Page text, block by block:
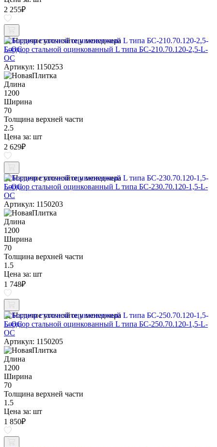
2 255₽
Наличие уточняйте у менеджера
Бордюр стальной оцинкованный L типа БС-210.70.120-2,5-L-
ОС
Артикул: 1150253
Длина
1200
Ширина
70
Толщина верхней части
2.5
Цена за: шт
2 629₽
Наличие уточняйте у менеджера
Бордюр стальной оцинкованный L типа БС-230.70.120-1,5-L-
ОС
Артикул: 1150203
Длина
1200
Ширина
70
Толщина верхней части
1.5
Цена за: шт
1 748₽
Наличие уточняйте у менеджера
Бордюр стальной оцинкованный L типа БС-250.70.120-1,5-L-
ОС
Артикул: 1150205
Длина
1200
Ширина
70
Толщина верхней части
1.5
Цена за: шт
1 850₽